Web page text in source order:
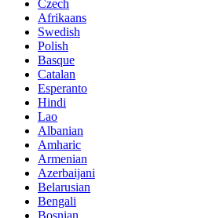
Czech
Afrikaans
Swedish
Polish
Basque
Catalan
Esperanto
Hindi
Lao
Albanian
Amharic
Armenian
Azerbaijani
Belarusian
Bengali